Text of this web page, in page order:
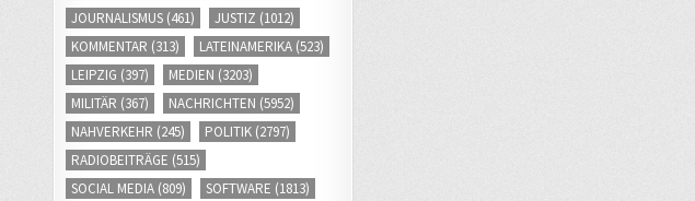
JOURNALISMUS (461) JUSTIZ (1012)
KOMMENTAR (313) LATEINAMERIKA (523)
LEIPZIG (397) MEDIEN (3203)
MILITÄR (367) NACHRICHTEN (5952)
NAHVERKEHR (245) POLITIK (2797)
RADIOBEITRÄGE (515)
SOCIAL MEDIA (809) SOFTWARE (1813)